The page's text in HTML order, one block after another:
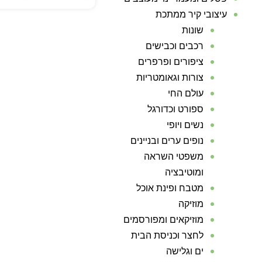
עיצובי קיר ממתכת
שונות
רכבים וכבישים
ציפורים ופרפרים
צורות וגאומטריות
עולם החי
ספורט וכדורגל
נשים ויופי
נופים ערים ובניינים
משפטי השראה
ומוטיבציה
מטבח ופינת אוכל
מוזיקה
מוזיקאים ומפורסמים
לחצר וכניסת הבית
ים וגלישה